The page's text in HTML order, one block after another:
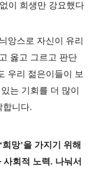
이 희생만 강요했다
앙스로 자신이 유리
옳고 그르고 판단
우리 젊은이들이 보
는 기회를 더 많이
합니다.
망’을 가지기 위해
회적 노력. 나눠서